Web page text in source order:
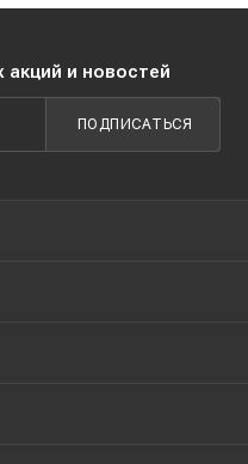
акций и новостей
ПОДПИСАТЬСЯ